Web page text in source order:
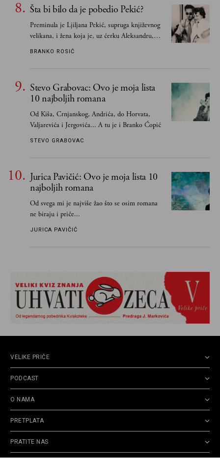
Šta bi bilo da je pobedio Pekić?
Preminula je Ljiljana Pekić, supruga književnog
velikana, i žena koja je, uz ćerku Aleksandru,
vodila računa o zaostavštini pisca. Ovu priču o
poznavale
BRANKO ROSIĆ
Stevo Grabovac: Ovo je moja lista
10 najboljih romana
Od Kiša, Crnjanskog, Andrića, do Horvata,
Valjarevića i Jergovića... A tu je i Branko Ćopić
STEVO GRABOVAC
Jurica Pavičić: Ovo je moja lista 10
najboljih romana
Od svega mi je najviše žao što se osim romana
ne biraju i priče...
JURICA PAVIČIĆ
VELIKE PRIČE
PODCAST
O NAMA
PRETPLATA
PRATITE NAS